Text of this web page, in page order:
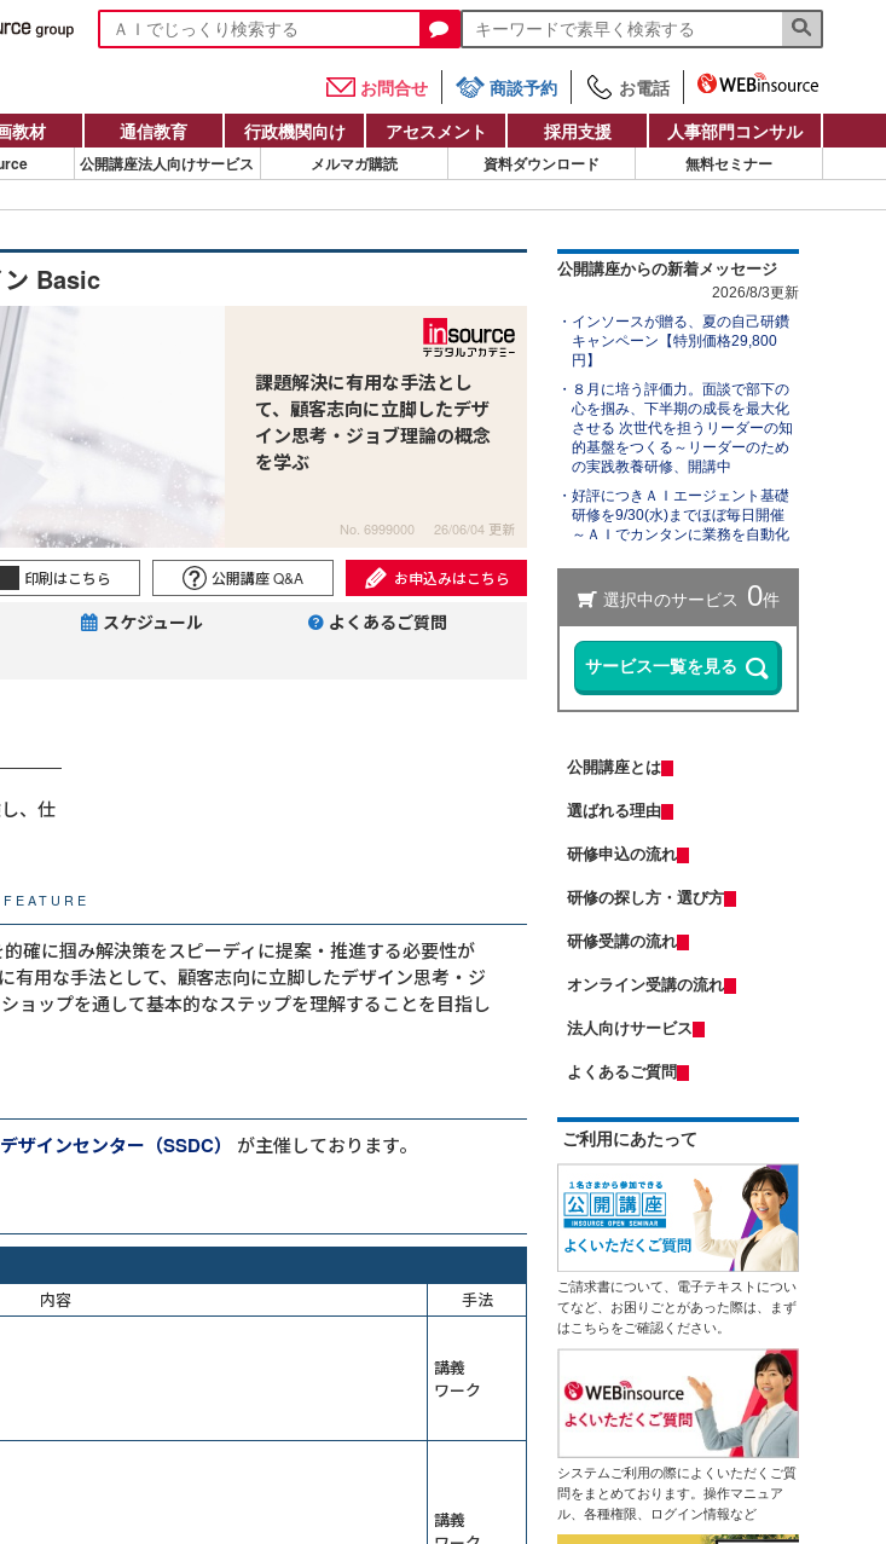
お問合せ 商談予約
お電話
教材 通信教育 行政機関向け アセスメント 採用支援 人事部門コンサル
公開講座法人向けサービス メルマガ購読 資料ダウンロード 無料セミナー
ン Basic
課題解決に有用な手法とし
て、顧客志向に立脚したデザ
イン思考・ジョブ理論の概念
を学ぶ
No. 6999000 26/06/04 更新
印刷はこちら 公開講座 Q&A お申込みはこちら
スケジュール
よくあるご質問
、仕
確に掴み解決策をスピーディに提案・推進する必要性が
有用な手法として、顧客志向に立脚したデザイン思考・ジ
ョップを通して基本的なステップを理解することを目指し
ザインセンター（SSDC） が主催しております。
内容
手法
講義
ワーク
講義
公開講座からの新着メッセージ
2026/8/3更新
インソースが贈る、夏の自己研鑽
キャンペーン【特別価格29,800
円】
８月に培う評価力。面談で部下の
心を掴み、下半期の成長を最大化
させる 次世代を担うリーダーの知
的基盤をつくる～リーダーのため
の実践教養研修、開講中
好評につきＡＩエージェント基礎
研修を9/30(水)までほぼ毎日開催
～ＡＩでカンタンに業務を自動化
公開講座とは
選ばれる理由
研修申込の流れ
研修の探し方・選び方
研修受講の流れ
オンライン受講の流れ
法人向けサービス
よくあるご質問
ご利用にあたって
ご請求書について、電子テキストについ
てなど、お困りごとがあった際は、まず
はこちらをご確認ください。
システムご利用の際によくいただくご質
問をまとめております。操作マニュア
ル、各種権限、ログイン情報など